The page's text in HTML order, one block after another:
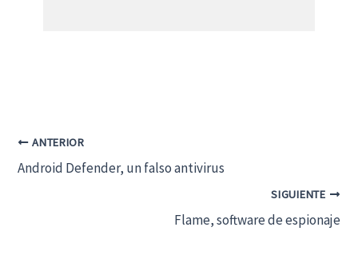
ANTERIOR
Android Defender, un falso antivirus
SIGUIENTE
Flame, software de espionaje